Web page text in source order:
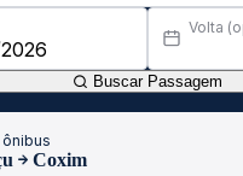
Volta
Buscar Passagem
Coxim